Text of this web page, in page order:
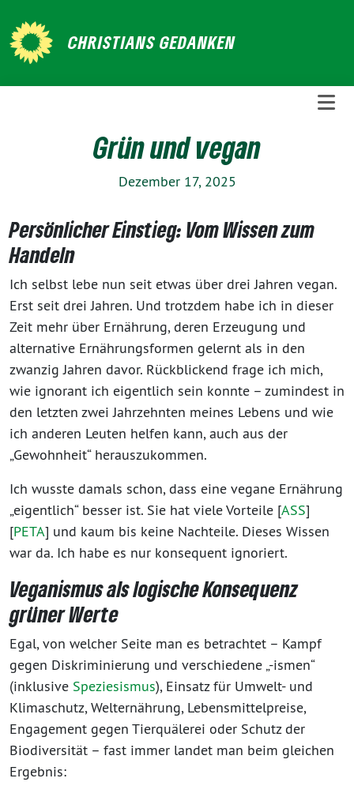
zum
Inhalt
CHRISTIANS GEDANKEN
Grün und vegan
Dezember 17, 2025
Persönlicher Einstieg: Vom Wissen zum
Handeln
Ich selbst lebe nun seit etwas über drei Jahren vegan.
Erst seit drei Jahren. Und trotzdem habe ich in dieser
Zeit mehr über Ernährung, deren Erzeugung und
alternative Ernährungsformen gelernt als in den
zwanzig Jahren davor. Rückblickend frage ich mich,
wie ignorant ich eigentlich sein konnte – zumindest in
den letzten zwei Jahrzehnten meines Lebens und wie
ich anderen Leuten helfen kann, auch aus der
„Gewohnheit“ herauszukommen.
Ich wusste damals schon, dass eine vegane Ernährung
„eigentlich“ besser ist. Sie hat viele Vorteile [ASS]
[PETA] und kaum bis keine Nachteile. Dieses Wissen
war da. Ich habe es nur konsequent ignoriert.
Veganismus als logische Konsequenz
grüner Werte
Egal, von welcher Seite man es betrachtet – Kampf
gegen Diskriminierung und verschiedene „-ismen“
(inklusive Speziesismus), Einsatz für Umwelt- und
Klimaschutz, Welternährung, Lebensmittelpreise,
Engagement gegen Tierquälerei oder Schutz der
Biodiversität – fast immer landet man beim gleichen
Ergebnis: